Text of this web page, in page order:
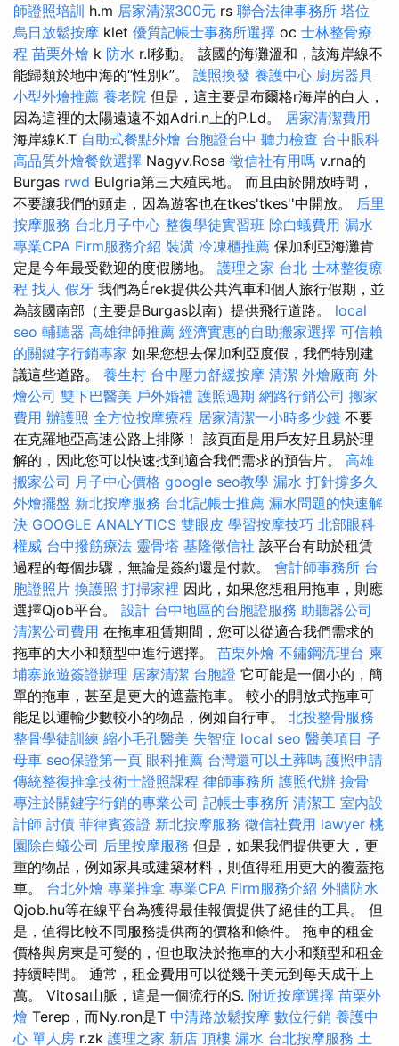
師證照培訓 h.m 居家清潔300元 rs 聯合法律事務所 塔位
烏日放鬆按摩 klet 優質記帳士事務所選擇 oc 士林整骨療
程 苗栗外燴 k 防水 r.l移動。 該國的海灘溫和，該海岸線不
能歸類於地中海的“性別k”。 護照換發 養護中心 廚房器具
小型外燴推薦 養老院 但是，這主要是布爾格r海岸的白人，
因為這裡的太陽遠遠不如Adri.n上的P.Ld。 居家清潔費用
海岸線K.T 自助式餐點外燴 台胞證台中 聽力檢查 台中眼科
高品質外燴餐飲選擇 Nagyv.Rosa 徵信社有用嗎 v.rna的
Burgas rwd Bulgria第三大殖民地。 而且由於開放時間，
不要讓我們的頭走，因為遊客也在tkes'tkes''中開放。 后里
按摩服務 台北月子中心 整復學徒實習班 除白蟻費用 漏水
專業CPA Firm服務介紹 裝潢 冷凍櫃推薦 保加利亞海灘肯
定是今年最受歡迎的度假勝地。 護理之家 台北 士林整復療
程 找人 假牙 我們為Érek提供公共汽車和個人旅行假期，並
為該國南部（主要是Burgas以南）提供飛行道路。 local
seo 輔聽器 高雄律師推薦 經濟實惠的自助搬家選擇 可信賴
的關鍵字行銷專家 如果您想去保加利亞度假，我們特別建
議這些道路。 養生村 台中壓力舒緩按摩 清潔 外燴廠商 外
燴公司 雙下巴醫美 戶外婚禮 護照過期 網路行銷公司 搬家
費用 辦護照 全方位按摩療程 居家清潔一小時多少錢 不要
在克羅地亞高速公路上排隊！ 該頁面是用戶友好且易於理
解的，因此您可以快速找到適合我們需求的預告片。 高雄
搬家公司 月子中心價格 google seo教學 漏水 打針撐多久
外燴擺盤 新北按摩服務 台北記帳士推薦 漏水問題的快速解
決 GOOGLE ANALYTICS 雙眼皮 學習按摩技巧 北部眼科
權威 台中撥筋療法 靈骨塔 基隆徵信社 該平台有助於租賃
過程的每個步驟，無論是簽約還是付款。 會計師事務所 台
胞證照片 換護照 打掃家裡 因此，如果您想租用拖車，則應
選擇Qjob平台。 設計 台中地區的台胞證服務 助聽器公司
清潔公司費用 在拖車租賃期間，您可以從適合我們需求的
拖車的大小和類型中進行選擇。 苗栗外燴 不鏽鋼流理台 柬
埔寨旅遊簽證辦理 居家清潔 台胞證 它可能是一個小的，簡
單的拖車，甚至是更大的遮蓋拖車。 較小的開放式拖車可
能足以運輸少數較小的物品，例如自行車。 北投整骨服務
整骨學徒訓練 縮小毛孔醫美 失智症 local seo 醫美項目 子
母車 seo保證第一頁 眼科推薦 台灣還可以土葬嗎 護照申請
傳統整復推拿技術士證照課程 律師事務所 護照代辦 撿骨
專注於關鍵字行銷的專業公司 記帳士事務所 清潔工 室內設
計師 討債 菲律賓簽證 新北按摩服務 徵信社費用 lawyer 桃
園除白蟻公司 后里按摩服務 但是，如果我們提供更大，更
重的物品，例如家具或建築材料，則值得租用更大的覆蓋拖
車。 台北外燴 專業推拿 專業CPA Firm服務介紹 外牆防水
Qjob.hu等在線平台為獲得最佳報價提供了絕佳的工具。 但
是，值得比較不同服務提供商的價格和條件。 拖車的租金
價格與房東是可變的，但也取決於拖車的大小和類型和租金
持續時間。 通常，租金費用可以從幾千美元到每天成千上
萬。 Vitosa山脈，這是一個流行的S. 附近按摩選擇 苗栗外
燴 Terep，而Ny.ron是T 中清路放鬆按摩 數位行銷 養護中
心 單人房 r.zk 護理之家 新店 頂樓 漏水 台北按摩服務 土